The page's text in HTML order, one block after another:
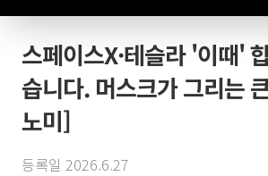
스페이스X·테슬라 '이때'
습니다. 머스크가 그리는
노미]
등록일 2026.6.27